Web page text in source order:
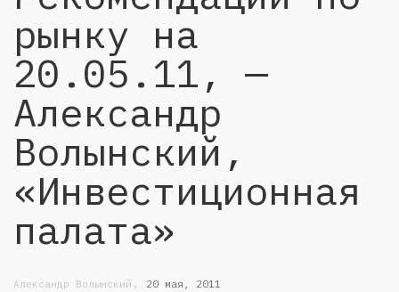
рынку на
20.05.11, —
Александр
Волынский,
«Инвестиционная
палата»
Александр Волынский , 20 мая, 2011